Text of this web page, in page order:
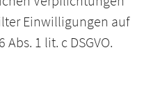
Einwilligungen auf
1 lit. c DSGVO.